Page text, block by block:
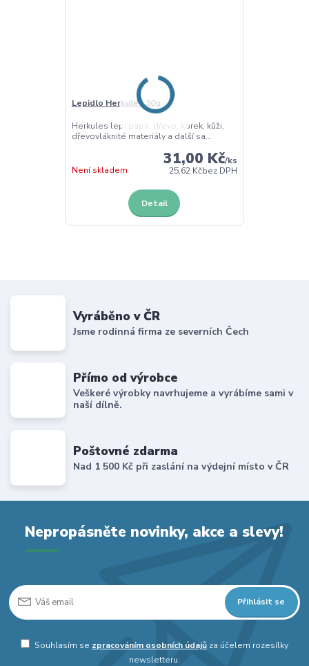
Lepidlo Herkules 30g
Herkules lepí papír, dřevo, korek, kůži,
dřevovláknité materiály a další sa...
31,00 Kč/ks
25,62 Kčbez DPH
Není skladem
Detail
Vyráběno v ČR
Jsme rodinná firma ze severních Čech
Přímo od výrobce
Veškeré výrobky navrhujeme a vyrábíme sami v
naší dílně.
Poštovné zdarma
Nad 1 500 Kč při zaslání na výdejní místo v ČR
Nepropásněte novinky, akce a slevy!
Přihlásit se
Souhlasím se zpracováním osobních údajůza účelem rozesílky
newsletteru.